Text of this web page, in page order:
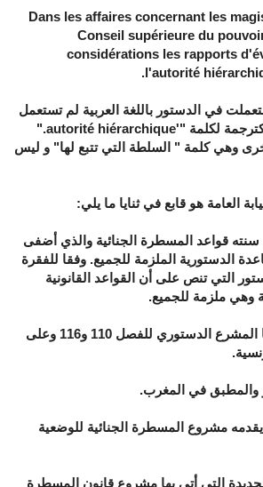
Dans les affaires concernant les
Conseil supérieure du
considérations les rapports
l'autorité
في الدستور باللغة العربية لم تستعمل
كلمة السلطة الرآسية كترجمة لكلمة "'autorité hiérarchique."
وهي كلمة " السلطة التي تتبع لها" و ليس
العامة هو قابع في ثنايا ما يلي:
سنته قواعد المسطرة الجنائية والذي أضفى
الدستورية الملزمة للجميع. وفقا للفقرة
6 من الدستور التي تنص على أن القواعد القانونية
وهي ملزمة للجميع.
2-الصياغة التي اختارها المشرع الدستوري للفصل 110 و116 وعلى
مشروع المسطرة الجنائية للوضعية
التي أتى بها مشروع قانون المسطرة